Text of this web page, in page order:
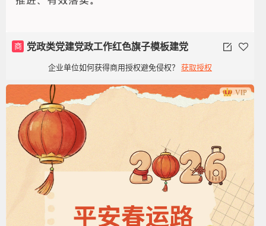
商 党政类党建党政工作红色旗子模板建党
企业单位如何获得商用授权避免侵权？ 获取授权
VIP